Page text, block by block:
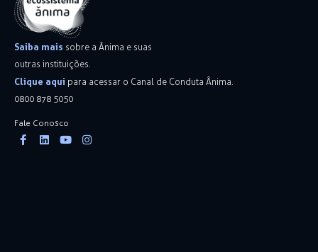
Saiba mais sobre a Ânima e suas
outras instituições.
Clique aqui para acessar o Canal de Conduta Ânima.
0800 878 5050
Fale Conosco
Facebook-
f
Linkedin
YoutubeInstagram